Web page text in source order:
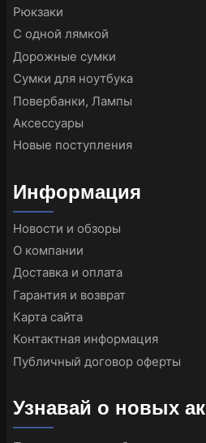
Рюкзаки
С одной лямкой
Дорожные сумки
Сумки для ноутбука
Повербанки, Лампы
Аксессуары
Новые поступления
Информация
Новости и обзоры
О компании
Доставка и оплата
Гарантия и возврат
Карта сайта
Контактная информация
Публичный договор оферты
Узнавай о новых